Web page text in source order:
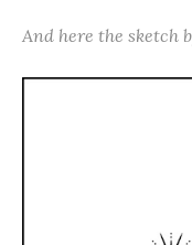
And here the sketch